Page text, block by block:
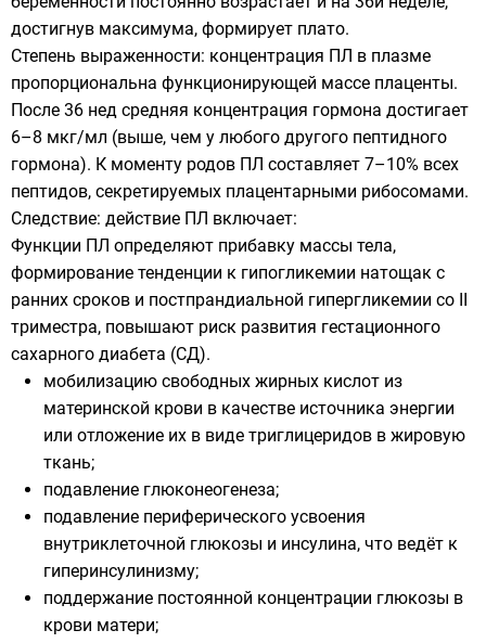
достигнув максимума, формирует плато.
Степень выраженности: концентрация ПЛ в плазме
пропорциональна функционирующей массе плаценты.
После 36 нед средняя концентрация гормона достигает
6–8 мкг/мл (выше, чем у любого другого пептидного
гормона). К моменту родов ПЛ составляет 7–10% всех
пептидов, секретируемых плацентарными рибосомами.
Следствие: действие ПЛ включает:
Функции ПЛ определяют прибавку массы тела,
формирование тенденции к гипогликемии натощак с
ранних сроков и постпрандиальной гипергликемии со II
триместра, повышают риск развития гестационного
сахарного диабета (СД).
мобилизацию свободных жирных кислот из
материнской крови в качестве источника энергии
или отложение их в виде триглицеридов в жировую
ткань;
подавление глюконеогенеза;
подавление периферического усвоения
внутриклеточной глюкозы и инсулина, что ведёт к
гиперинсулинизму;
поддержание постоянной концентрации глюкозы в
крови матери;